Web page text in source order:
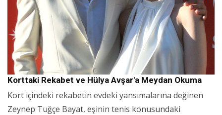
Korttaki Rekabet ve Hülya Avşar'a Meydan Okuma
Kort içindeki rekabetin evdeki yansımalarına değinen
Zeynep Tuğçe Bayat, eşinin tenis konusundaki